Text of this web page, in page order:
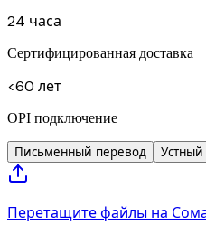
24 часа
Сертифицированная доставка
<60 лет
OPI подключение
Письменный перевод
Перетащите файлы на